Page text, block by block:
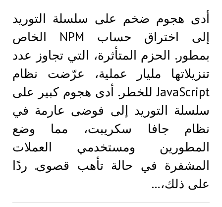
أدى هجوم ضخم على سلسلة التوريد
إلى اختراق حساب NPM الخاص
بمطور. الحزم المتأثرة، التي تجاوز عدد
تنزيلاتها مليار عملية، عرّضت نظام
JavaScript للخطر. أدى هجوم كبير على
سلسلة التوريد إلى فوضى عارمة في
نظام جافا سكريبت، مما وضع
المطورين ومستخدمي العملات
المشفرة في حالة تأهب قصوى. ردًا
على ذلك،…